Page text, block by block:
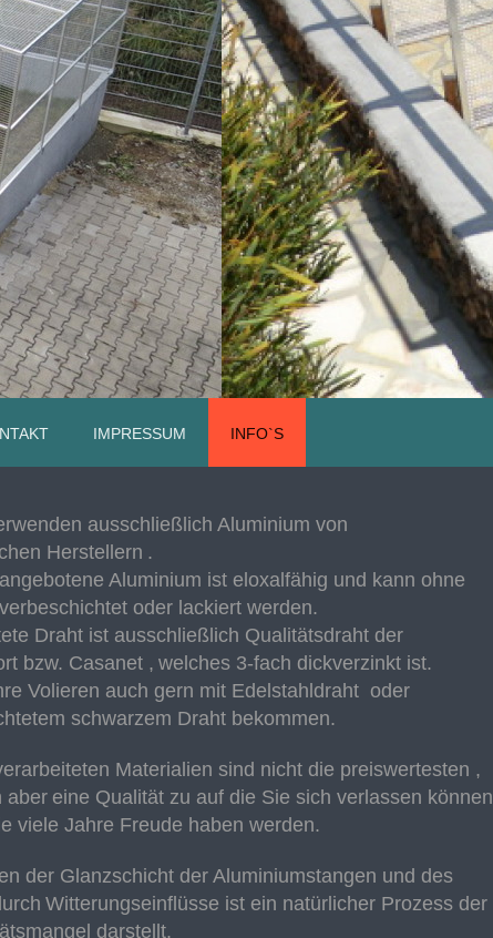
IMPRESSUM INFO`S
ausschließlich Aluminium von
Herstellern .
Aluminium ist eloxalfähig und kann ohne
oder lackiert werden.
Draht ist ausschließlich Qualitätsdraht der
bzw. Casanet , welches 3-fach dickverzinkt ist.
Volieren auch gern mit Edelstahldraht oder
schwarzem Draht bekommen.
Materialien sind nicht die preiswertesten ,
aber eine Qualität zu auf die Sie sich verlassen können
viele Jahre Freude haben werden.
der Glanzschicht der Aluminiumstangen und des
Witterungseinflüsse ist ein natürlicher Prozess der
darstellt.